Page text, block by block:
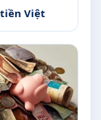
Việt